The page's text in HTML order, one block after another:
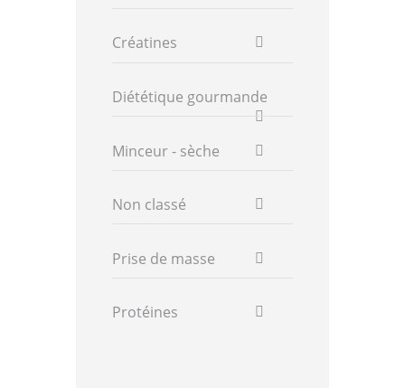
Créatines
Diététique gourmande
Minceur - sèche
Non classé
Prise de masse
Protéines